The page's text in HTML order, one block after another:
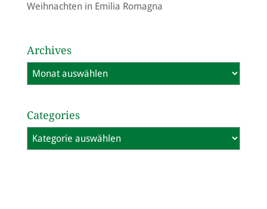
Weihnachten in Emilia Romagna
Archives
Archives
Categories
Categories